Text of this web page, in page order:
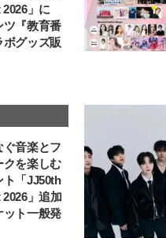
」に
ツ『教育番
ボグッズ販
ぐ音楽とフ
クを楽しむ
ト「JJ50th
」追加
ット一般発